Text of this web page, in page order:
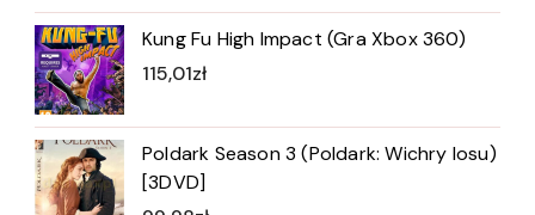
Kung Fu High Impact (Gra Xbox 360)
115,01zł
Poldark Season 3 (Poldark: Wichry losu)
[3DVD]